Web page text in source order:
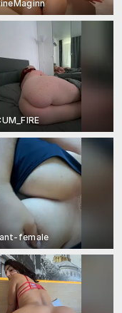
female